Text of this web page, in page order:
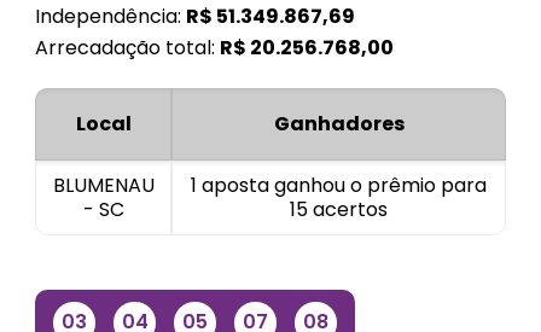
Independência: R$ 51.349.867,69
Arrecadação total: R$ 20.256.768,00
Local Ganhadores
BLUMENAU
- SC
1 aposta ganhou o prêmio para
15 acertos
03 04 05 07 08